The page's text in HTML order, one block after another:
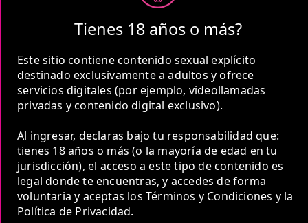
Tienes 18 años o más?
Este sitio contiene contenido sexual explícito
destinado exclusivamente a adultos y ofrece
servicios digitales (por ejemplo, videollamadas
privadas y contenido digital exclusivo).
Al ingresar, declaras bajo tu responsabilidad que:
tienes 18 años o más (o la mayoría de edad en tu
jurisdicción), el acceso a este tipo de contenido es
legal donde te encuentras, y accedes de forma
voluntaria y aceptas los Términos y Condiciones y la
Política de Privacidad.
2 Horas
5 Horas
COP 900,000.00
Estas tarifas incluyen transporte y preservativos